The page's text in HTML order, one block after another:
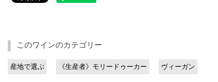
このワインのカテゴリー
産地で選ぶ 《生産者》モリードゥーカー ヴィーガン